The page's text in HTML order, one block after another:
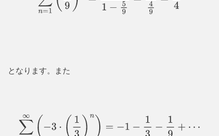
∑n = 1 ∞(5 9 =5 91−59=5 94 9=5 4
となります。また
∑n = 1 ∞(−3 ⋅ 1 3)n )= 1 −13 −19 +⋯